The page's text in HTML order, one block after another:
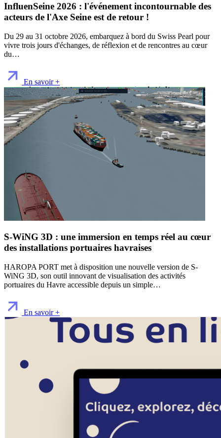
InfluenSeine 2026 : l'événement incontournable des
acteurs de l'Axe Seine est de retour !
Du 29 au 31 octobre 2026, embarquez à bord du Swiss Pearl pour
vivre trois jours d'échanges, de réflexion et de rencontres au cœur
du…
En savoir +
S-WiNG 3D : une immersion en temps réel au cœur
des installations portuaires havraises
HAROPA PORT met à disposition une nouvelle version de S-
WiNG 3D, son outil innovant de visualisation des activités
portuaires du Havre accessible depuis un simple…
En savoir +